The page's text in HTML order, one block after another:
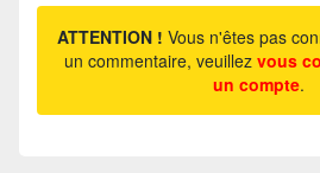
ATTENTION ! Vous n'êtes pas
un commentaire, veuillez vous
un compte.